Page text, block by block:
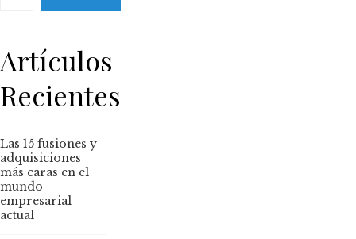
Artículos
Recientes
Las 15 fusiones y
adquisiciones
más caras en el
mundo
empresarial
actual